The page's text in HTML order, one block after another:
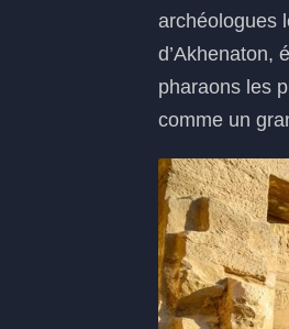
archéologues
d’Akhenaton,
pharaons les
comme un